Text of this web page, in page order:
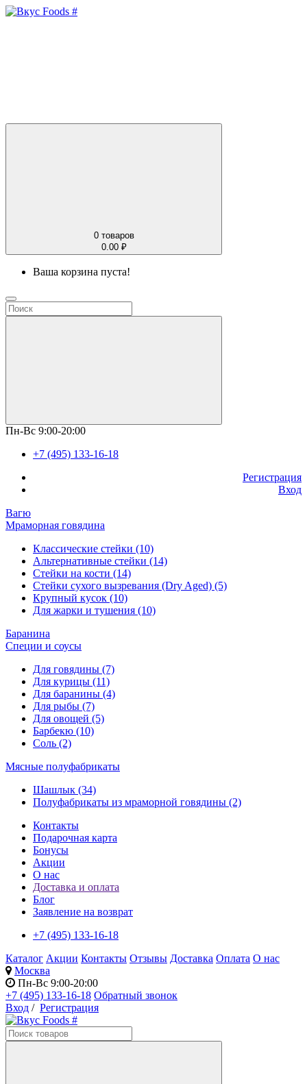
0 товаров
0.00 ₽
Ваша корзина пуста!
Пн-Вс 9:00-20:00
+7 (495) 133-16-18
Регистрация
Вход
Вагю
Мраморная говядина
Классические стейки (10)
Альтернативные стейки (14)
Стейки на кости (14)
Стейки сухого вызревания (Dry Aged) (5)
Крупный кусок (10)
Для жарки и тушения (10)
Баранина
Специи и соусы
Для говядины (7)
Для курицы (11)
Для баранины (4)
Для рыбы (7)
Для овощей (5)
Барбекю (10)
Соль (2)
Мясные полуфабрикаты
Шашлык (34)
Полуфабрикаты из мраморной говядины (2)
Контакты
Подарочная карта
Бонусы
Акции
О нас
Доставка и оплата
Блог
Заявление на возврат
+7 (495) 133-16-18
Каталог Акции Контакты Отзывы Доставка Оплата О нас
Москва
Пн-Вс 9:00-20:00
+7 (495) 133-16-18 Обратный звонок
Вход / Регистрация